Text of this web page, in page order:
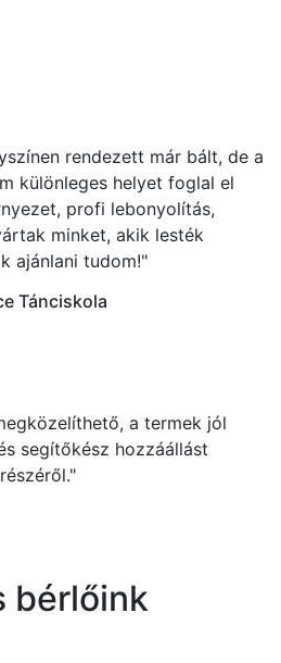
rendezett már bált, de a
különleges helyet foglal el
profi lebonyolítás,
minket, akik lesték
ajánlani tudom!"
Tánciskola
a termek jól
segítőkész hozzáállást
bérlőink